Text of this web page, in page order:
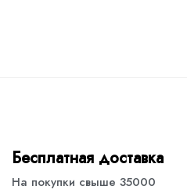
Бесплатная доставка
На покупки свыше 35000